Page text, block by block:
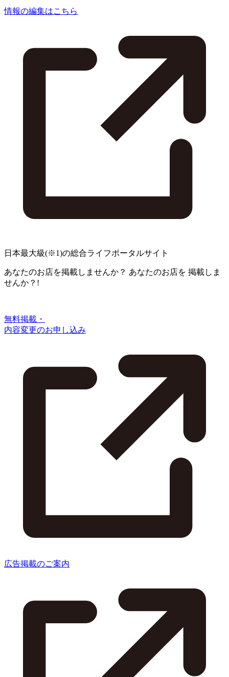
情報の編集はこちら
日本最大級(※1)の総合ライフポータルサイト
あなたのお店を掲載しませんか？ あなたのお店を 掲載しま
せんか？!
無料掲載・
内容変更のお申し込み
広告掲載のご案内